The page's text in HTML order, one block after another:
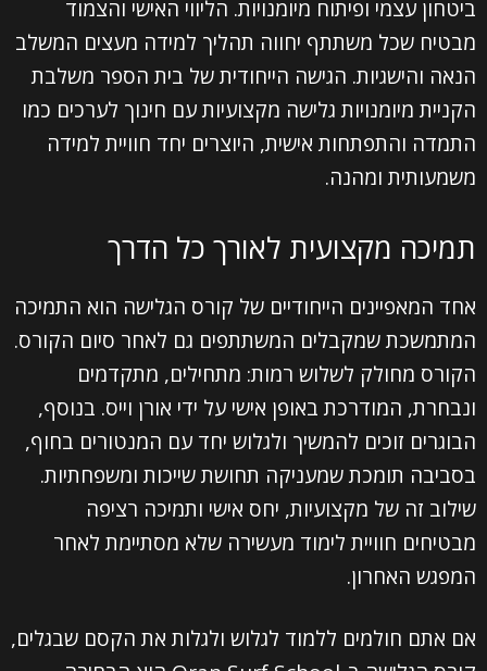
ביטחון עצמי ופיתוח מיומנויות. הליווי האישי והצמוד
מבטיח שכל משתתף יחווה תהליך למידה מעצים המשלב
הנאה והישגיות. הגישה הייחודית של בית הספר משלבת
הקניית מיומנויות גלישה מקצועיות עם חינוך לערכים כמו
התמדה והתפתחות אישית, היוצרים יחד חוויית למידה
משמעותית ומהנה.
תמיכה מקצועית לאורך כל הדרך
אחד המאפיינים הייחודיים של קורס הגלישה הוא התמיכה
המתמשכת שמקבלים המשתתפים גם לאחר סיום הקורס.
הקורס מחולק לשלוש רמות: מתחילים, מתקדמים
ונבחרת, המודרכת באופן אישי על ידי אורן וייס. בנוסף,
הבוגרים זוכים להמשיך ולגלוש יחד עם המנטורים בחוף,
בסביבה תומכת שמעניקה תחושת שייכות ומשפחתיות.
שילוב זה של מקצועיות, יחס אישי ותמיכה רציפה
מבטיחים חוויית לימוד מעשירה שלא מסתיימת לאחר
המפגש האחרון.
אם אתם חולמים ללמוד לגלוש ולגלות את הקסם שבגלים,